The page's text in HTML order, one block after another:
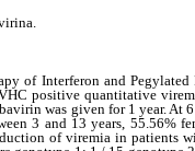
of Interferon and
positive quantitative
was given for 1 year. At
3 and 13 years, 55.56%
of viremia in patients